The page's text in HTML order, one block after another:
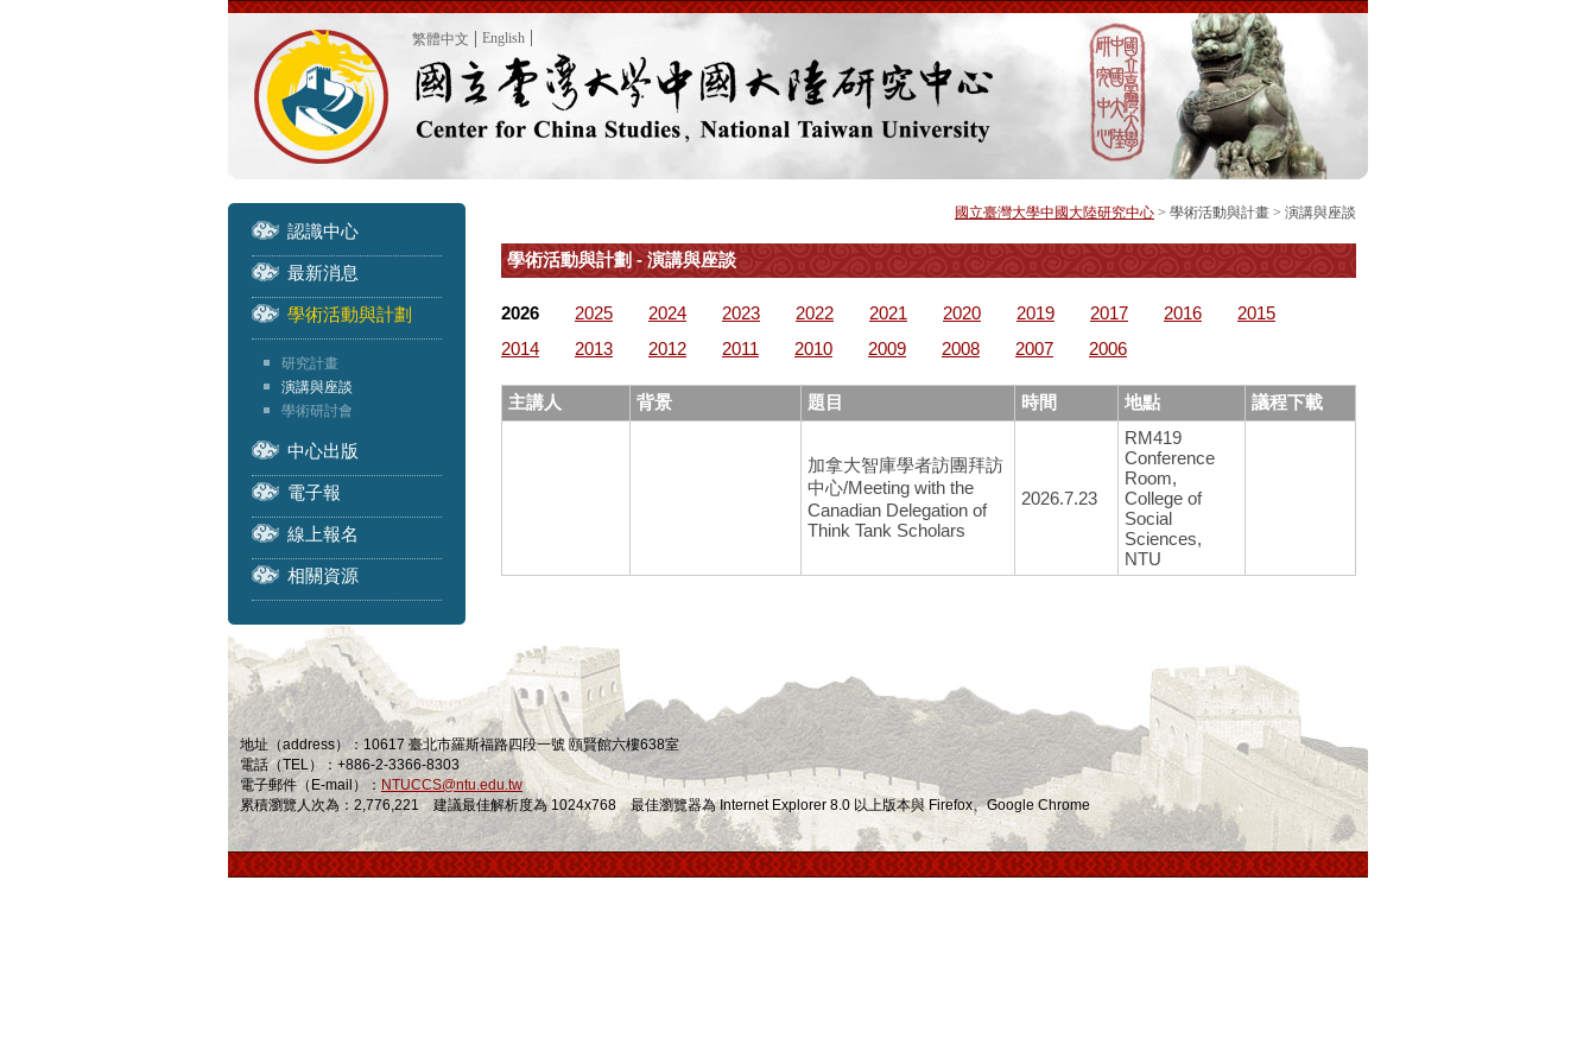
繁體中文 English
認識中心
最新消息
學術活動與計劃
研究計畫
演講與座談
學術研討會
中心出版
電子報
線上報名
相關資源
國立臺灣大學中國大陸研究中心 > 學術活動與計畫 > 演講與座談
學術活動與計劃 - 演講與座談
2026 2025 2024 2023 2022 2021 2020 2019 2017 2016
2015
2014
2013 2012 2011 2010 2009 2008 2007 2006
主講人 背景 題目 時間 地點 議程下載
加拿大智庫學者訪團拜訪
中心/Meeting with the
Canadian Delegation of
Think Tank Scholars
2026.7.23
RM419
Conference
Room,
College of
Social
Sciences,
NTU
地址（address）：10617 臺北市羅斯福路四段一號 頤賢館六樓638室
電話（TEL）：+886-2-3366-8303
電子郵件（E-mail）： NTUCCS@ntu.edu.tw
累積瀏覽人次為：2,776,221 建議最佳解析度為 1024x768 最佳瀏覽器為 Internet Explorer 8.0 以上版本與 Firefox、Google Chrome